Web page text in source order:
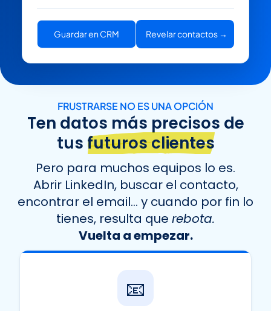
Guardar en CRM Revelar contactos →
FRUSTRARSE NO ES UNA OPCIÓN
Ten datos más precisos de
tus futuros clientes
Pero para muchos equipos lo es.
Abrir LinkedIn, buscar el contacto,
encontrar el email… y cuando por fin lo
tienes, resulta que rebota.
Vuelta a empezar.
📧